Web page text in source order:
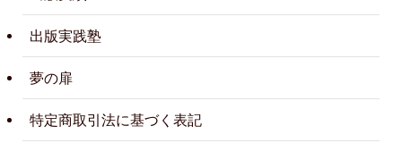
出版実践塾
夢の扉
特定商取引法に基づく表記